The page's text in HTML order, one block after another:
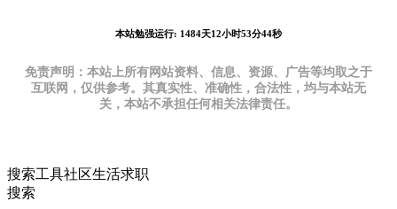
本站勉强运行: 1484天12小时53分45秒
免责声明：本站上所有网站资料、信息、资源、广告等均取之于
互联网，仅供参考。其真实性、准确性，合法性，均与本站无
关，本站不承担任何相关法律责任。
搜索工具社区生活求职
搜索